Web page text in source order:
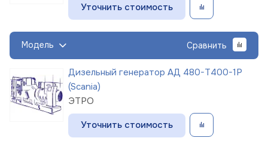
Уточнить стоимость
Модель Сравнить
Дизельный генератор АД 480-Т400-1Р
(Scania)
ЭТРО
Уточнить стоимость